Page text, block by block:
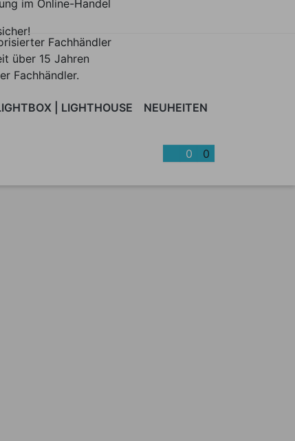
Fachhändler
im Online-Handel
über 15 Jahren
Fachhändler.
| LIGHTHOUSE NEUHEITEN
0 0